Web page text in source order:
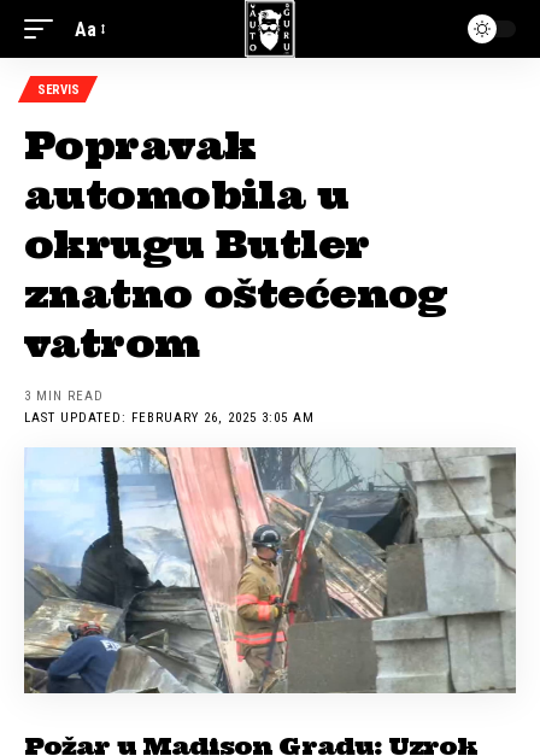
Aa
SERVIS
Popravak
automobila u
okrugu Butler
znatno oštećenog
vatrom
LAST UPDATED: FEBRUARY 26, 2025 3:05 AM
3 MIN READ
Požar u Madison Gradu: Uzrok